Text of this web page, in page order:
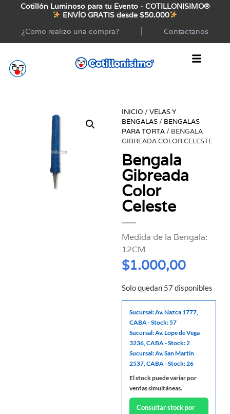
Cotillón Luminoso para tu Evento - COTILLONISIMO®
ENVÍO GRATIS desde $50.000
¿Como realizo una compra?
Contactanos
INICIO /VELAS Y
BENGALAS / BENGALAS
PARA TORTA / BENGALA
GIBREADA COLOR CELESTE
Bengala
Gibreada
Color
Celeste
Medida de la Bengala:
12CM
$1.000,00
Solo quedan 57 disponibles
Sucursal: Av. Nazca 1777,
CABA - Stock: 57
Sucursal: Av. Lope de Vega
3236, CABA - Stock: 2
Sucursal: Av. San Martin
2537, CABA - Stock: 26
El stock puede variar por
ventas simultáneas.
Consultar stock por